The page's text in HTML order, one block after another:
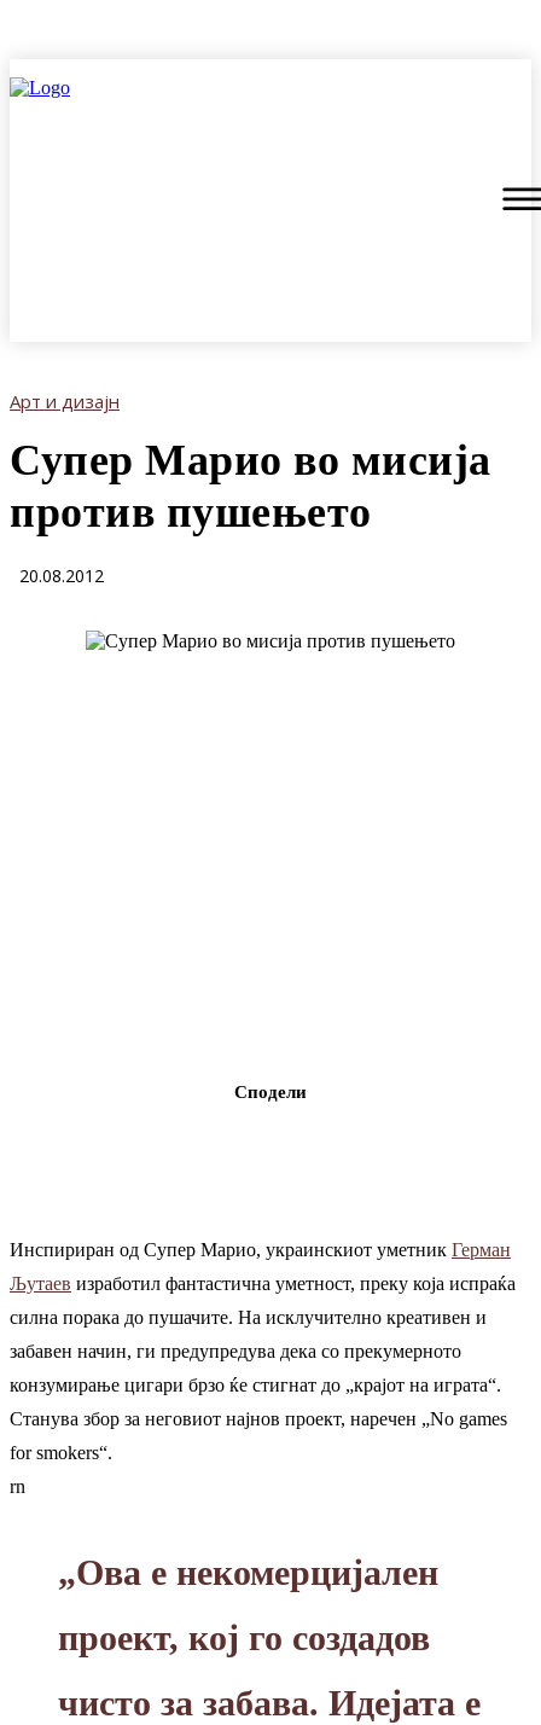
Арт и дизајн
Супер Марио во мисија
против пушењето
20.08.2012
Сподели
Инспириран од Супер Марио, украинскиот уметник Герман
Љутаев изработил фантастична уметност, преку која испраќа
силна порака до пушачите. На исклучително креативен и
забавен начин, ги предупредува дека со прекумерното
конзумирање цигари брзо ќе стигнат до „крајот на играта“.
Станува збор за неговиот најнов проект, наречен „No games
for smokers“.
rn
„Ова е некомерцијален
проект, кој го создадов
чисто за забава. Идејата е